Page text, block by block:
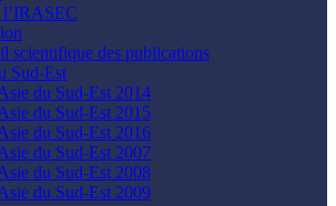
l’IRASEC
scientifique des publications
Sud-Est
du Sud-Est 2014
du Sud-Est 2015
du Sud-Est 2016
du Sud-Est 2007
du Sud-Est 2008
du Sud-Est 2009